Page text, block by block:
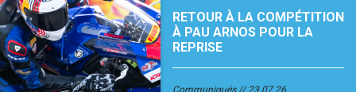
RETOUR À LA COMPÉTITION
À PAU ARNOS POUR LA
REPRISE
Communiqués 23.07.26